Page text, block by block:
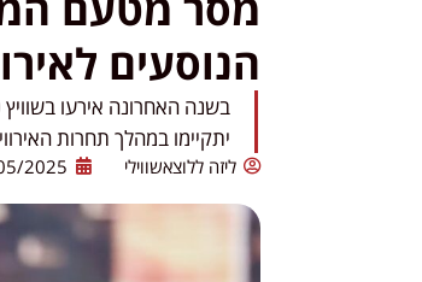
הנוסעים
יתקיימו במהלך תחרות
ליזה ללוצאשווילי 2025